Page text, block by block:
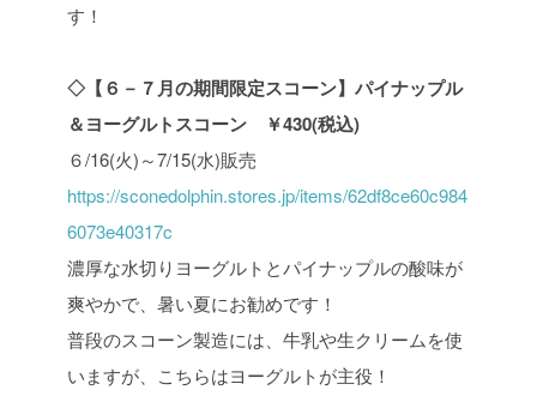
す！
◇【６－７月の期間限定スコーン】パイナップル
＆ヨーグルトスコーン ￥430(税込)
６/16(火)～7/15(水)販売
https://sconedolphin.stores.jp/items/62df8ce60c984
6073e40317c
濃厚な水切りヨーグルトとパイナップルの酸味が
爽やかで、暑い夏にお勧めです！
普段のスコーン製造には、牛乳や生クリームを使
いますが、こちらはヨーグルトが主役！